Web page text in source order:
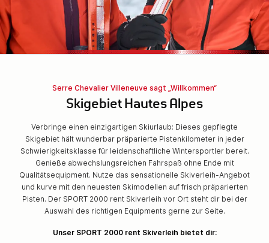
Serre Chevalier Villeneuve sagt „Willkommen“
Skigebiet Hautes Alpes
Verbringe einen einzigartigen Skiurlaub: Dieses gepflegte
Skigebiet hält wunderbar präparierte Pistenkilometer in jeder
Schwierigkeitsklasse für leidenschaftliche Wintersportler bereit.
Genieße abwechslungsreichen Fahrspaß ohne Ende mit
Qualitätsequipment. Nutze das sensationelle Skiverleih-Angebot
und kurve mit den neuesten Skimodellen auf frisch präparierten
Pisten. Der SPORT 2000 rent Skiverleih vor Ort steht dir bei der
Auswahl des richtigen Equipments gerne zur Seite.
Unser SPORT 2000 rent Skiverleih bietet dir: